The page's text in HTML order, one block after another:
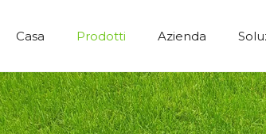
Casa Prodotti Azienda